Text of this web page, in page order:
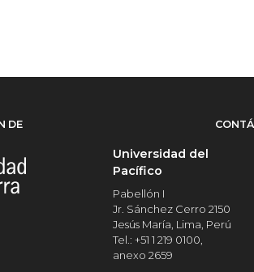
DE
Universidad del
Pacífico
Pabellón I
Jr. Sánchez Cerro 2150
Jesús María, Lima, Perú
Tel.: +51 1 219 0100,
anexo 2659